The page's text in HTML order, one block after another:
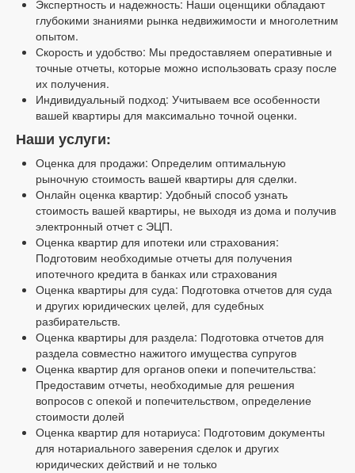
Экспертность и надежность: Наши оценщики обладают
глубокими знаниями рынка недвижимости и многолетним
опытом.
Скорость и удобство: Мы предоставляем оперативные и
точные отчеты, которые можно использовать сразу после
их получения.
Индивидуальный подход: Учитываем все особенности
вашей квартиры для максимально точной оценки.
Наши услуги:
Оценка для продажи: Определим оптимальную
рыночную стоимость вашей квартиры для сделки.
Онлайн оценка квартир: Удобный способ узнать
стоимость вашей квартиры, не выходя из дома и получив
электронный отчет с ЭЦП.
Оценка квартир для ипотеки или страхования:
Подготовим необходимые отчеты для получения
ипотечного кредита в банках или страхования
Оценка квартиры для суда: Подготовка отчетов для суда
и других юридических целей, для судебных
разбирательств.
Оценка квартиры для раздела: Подготовка отчетов для
раздела совместно нажитого имущества супругов
Оценка квартир для органов опеки и попечительства:
Предоставим отчеты, необходимые для решения
вопросов с опекой и попечительством, определение
стоимости долей
Оценка квартир для нотариуса: Подготовим документы
для нотариального заверения сделок и других
юридических действий и не только